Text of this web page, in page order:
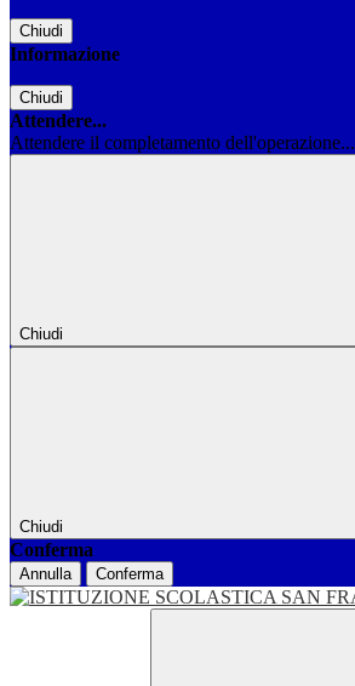
Chiudi
Informazione
Chiudi
Attendere...
Attendere il completamento dell'operazione...
Chiudi
Chiudi
Conferma
Annulla Conferma